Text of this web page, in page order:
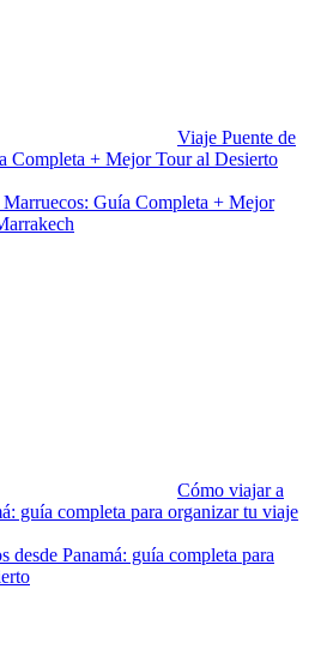
Viaje Puente de
Completa + Mejor Tour al Desierto
Guía Completa + Mejor
Cómo viajar a
guía completa para organizar tu viaje
desde Panamá: guía completa para